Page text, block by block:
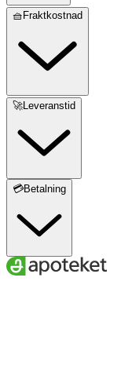
🧺Fraktkostnad
🚀Leveranstid
💳Betalning